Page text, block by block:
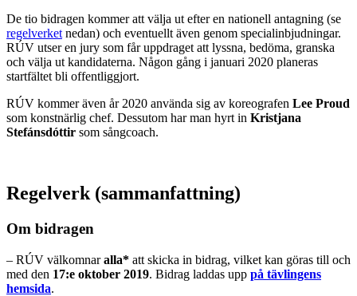
De tio bidragen kommer att välja ut efter en nationell antagning (se
regelverket nedan) och eventuellt även genom specialinbjudningar.
RÚV utser en jury som får uppdraget att lyssna, bedöma, granska
och välja ut kandidaterna. Någon gång i januari 2020 planeras
startfältet bli offentliggjort.
RÚV kommer även år 2020 använda sig av koreografen Lee Proud
som konstnärlig chef. Dessutom har man hyrt in Kristjana
Stefánsdóttir som sångcoach.
Regelverk (sammanfattning)
Om bidragen
– RÚV välkomnaralla* att skicka in bidrag, vilket kan göras till och
med den 17:e oktober 2019. Bidrag laddas upp på tävlingens
hemsida.